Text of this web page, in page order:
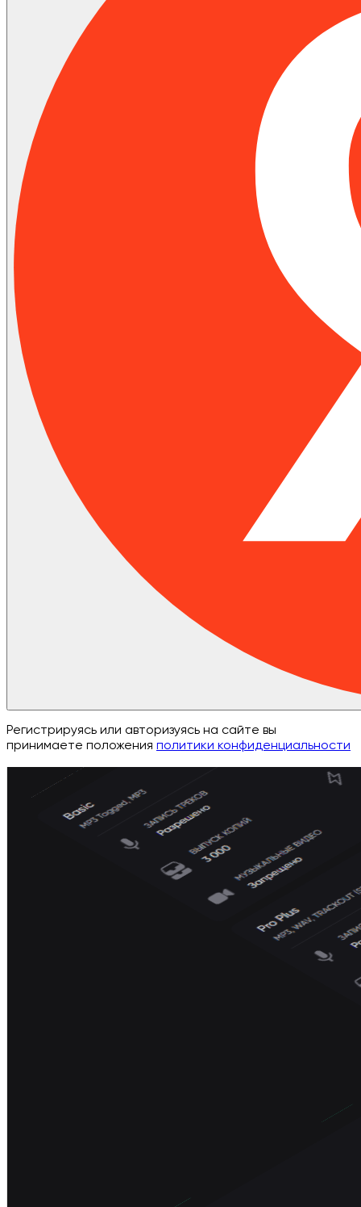
Регистрируясь или авторизуясь на сайте вы
принимаете положения политики конфиденциальности